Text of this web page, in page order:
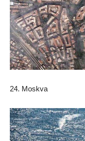
24. Moskva